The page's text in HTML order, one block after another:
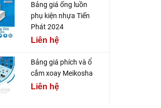
Bảng giá ống luồn
phụ kiện nhựa Tiến
Phát 2024
Liên hệ
Bảng giá phích và ổ
cắm xoay Meikosha
Liên hệ